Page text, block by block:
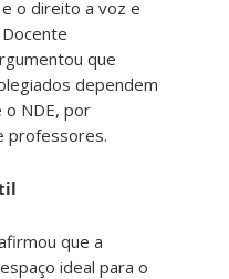
o direito a voz e
que
dependem
NDE, por
professores.
que a
ideal para o